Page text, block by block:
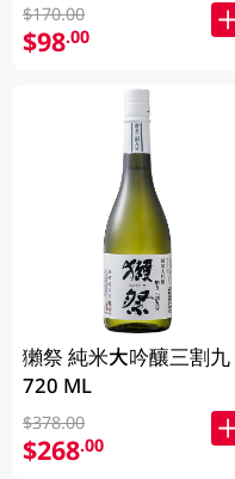
$170.00
$98.00
獺祭 純米大吟釀三割九
720 ML
$378.00
$268.00